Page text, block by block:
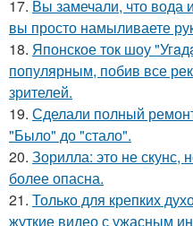
17. Вы замечали, что вода
вы просто намыливаете
18. Японское ток шоу
популярным, побив все
зрителей.
19. Сделали полный
"Было" до "стало".
20. Зорилла: это не скунс,
более опасна.
21. Только для крепких
жуткие видео с ужасным